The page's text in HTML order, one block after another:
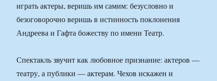
играть актеры, веришь им самим: безусловно и
безоговорочно веришь в истинность поклонения
Андреева и Гафта божеству по имени Театр.
Спектакль звучит как любовное признание: актеров —
театру, а публики — актерам. Чехов искажен и